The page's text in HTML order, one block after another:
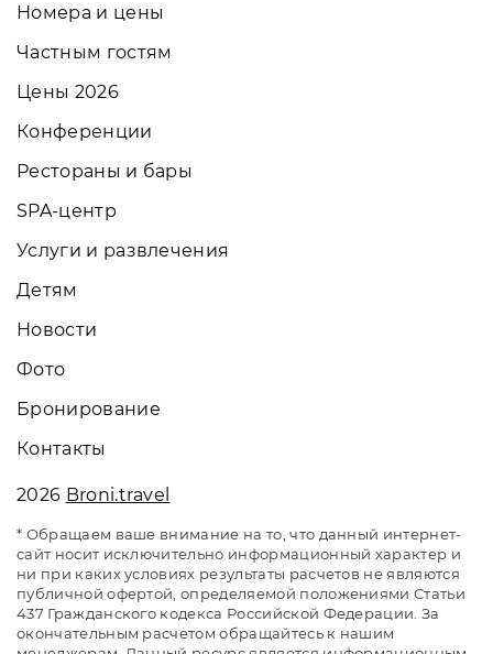
Номера и цены
Частным гостям
Цены 2026
Конференции
Рестораны и бары
SPA-центр
Услуги и развлечения
Детям
Новости
Фото
Бронирование
Контакты
2026 Broni.travel
* Обращаем ваше внимание на то, что данный интернет-
сайт носит исключительно информационный характер и
ни при каких условиях результаты расчетов не являются
публичной офертой, определяемой положениями Статьи
437 Гражданского кодекса Российской Федерации. За
окончательным расчетом обращайтесь к нашим